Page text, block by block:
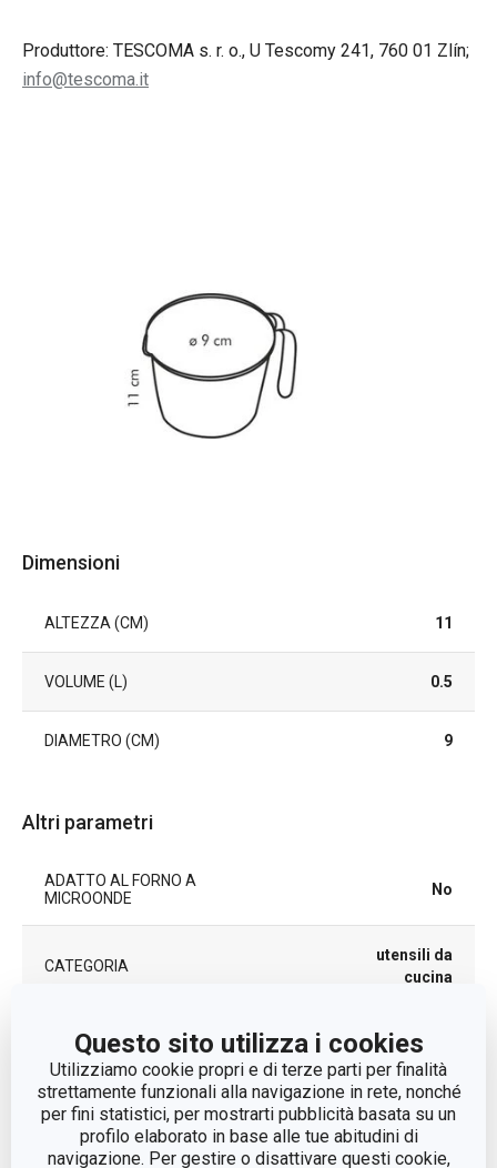
Questo sito utilizza i cookies
Utilizziamo cookie propri e di terze parti per finalità
strettamente funzionali alla navigazione in rete, nonché
per fini statistici, per mostrarti pubblicità basata su un
profilo elaborato in base alle tue abitudini di
navigazione. Per gestire o disattivare questi cookie,
Produttore: TESCOMA s. r. o., U Tescomy 241, 760 01 Zlín;
info@tescoma.it
Dimensioni
ALTEZZA (CM) 11
VOLUME (L) 0.5
DIAMETRO (CM) 9
Altri parametri
ADATTO AL FORNO A
MICROONDE
No
CATEGORIA
utensili da
cucina
LINEA DI PRODOTTO DELÍCIA
MATERIALE plastica
TIPO misurino